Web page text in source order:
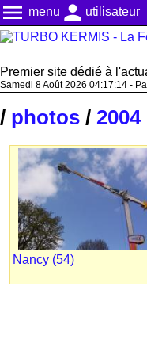
menu menu person utilisateur
Premier site dédié à
Samedi 8 Août 2026 04:17:14 -
/ photos / 2004
Nancy (54)